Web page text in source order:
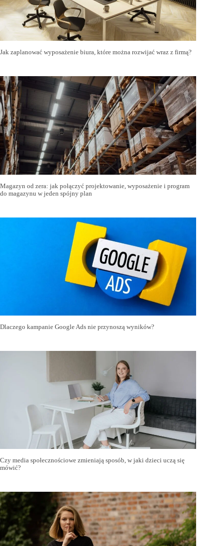
Jak zaplanować wyposażenie biura, które można rozwijać wraz z firmą?
Magazyn od zera: jak połączyć projektowanie, wyposażenie i program
do magazynu w jeden spójny plan
Dlaczego kampanie Google Ads nie przynoszą wyników?
Czy media społecznościowe zmieniają sposób, w jaki dzieci uczą się
mówić?